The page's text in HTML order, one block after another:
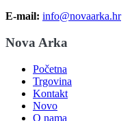
E-mail: info@novaarka.hr
Nova Arka
Početna
Trgovina
Kontakt
Novo
O nama